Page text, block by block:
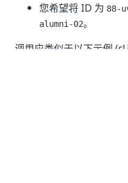
您希望将 ID 为 88-
alumni-02。
调用应类似于以下示例